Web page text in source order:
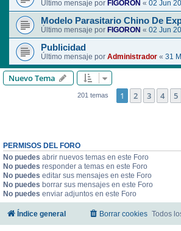
Último mensaje por FIGORON « 02 Jun
Modelo Parasitario Chino De
Último mensaje por FIGORON « 02 Jun
Publicidad
Último mensaje por Administrador « 31
Nuevo Tema
201 temas 1 2 3 4 5
PERMISOS DEL FORO
No puedes abrir nuevos temas en este Foro
No puedes responder a temas en este Foro
No puedes editar sus mensajes en este Foro
No puedes borrar sus mensajes en este Foro
No puedes enviar adjuntos en este Foro
Índice general Todos
Borrar cookies